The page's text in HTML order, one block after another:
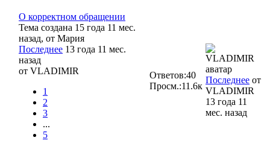
О корректном обращении
Тема создана 15 года 11 мес.
назад, от Мария
Последнее 13 года 11 мес.
назад
от VLADIMIR
1
2
3
...
5
Ответов:40
Просм.:11.6к
Последнее от
VLADIMIR
13 года 11
мес. назад